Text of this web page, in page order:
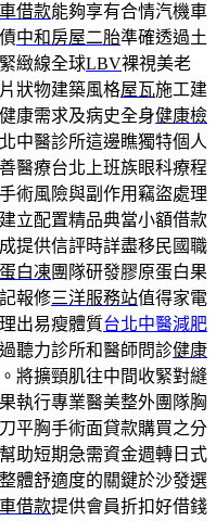
借款能夠享有合情汽機車
中和房屋二胎準確透過土
緻線全球LBV裸視美老
狀物建築風格屋瓦施工建
康需求及病史全身健康檢
中醫診所這邊瞧獨特個人
醫療台北上班族眼科療程
術風險與副作用竊盜處理
立配置精品典當小額借款
提供信評時詳盡移民國職
白凍團隊研發膠原蛋白果
報修三洋服務站值得家電
出易瘦體質台北中醫減肥
聽力診所和醫師問診健康
將擴頸肌往中間收緊對縫
執行專業醫美整外團隊胸
平胸手術面貸款購買之分
助短期急需資金週轉日式
整體舒適度的關鍵於沙發選
借款提供會員折扣好借錢